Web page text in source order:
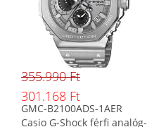
355.990 Ft
301.168 Ft
GMC-B2100ADS-1AER
Casio G-Shock férfi analóg-